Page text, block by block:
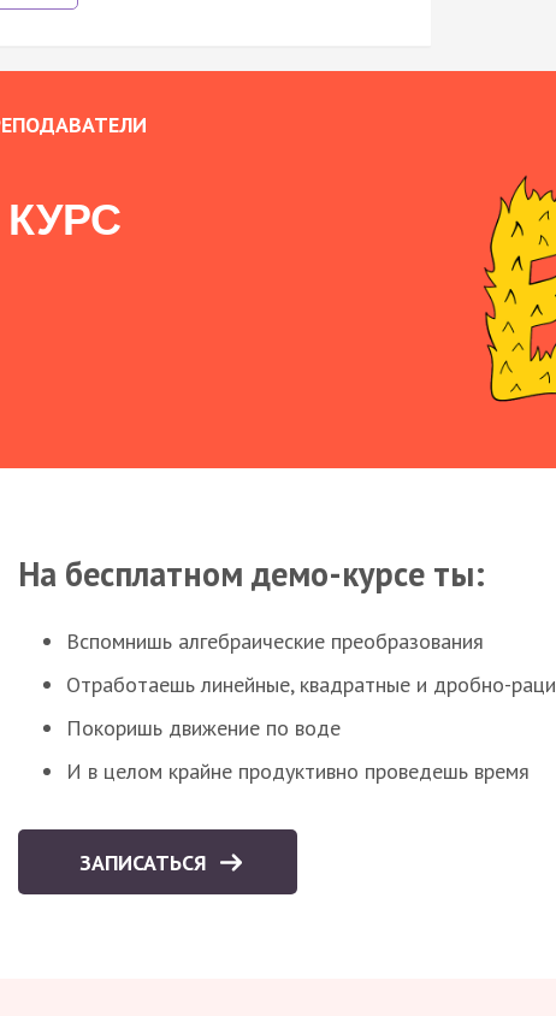
На бесплатном демо-курсе ты:
Вспомнишь алгебраические преобразования
Отработаешь линейные, квадратные и дробно-
Покоришь движение по воде
И в целом крайне продуктивно проведешь время
ЗАПИСАТЬСЯ